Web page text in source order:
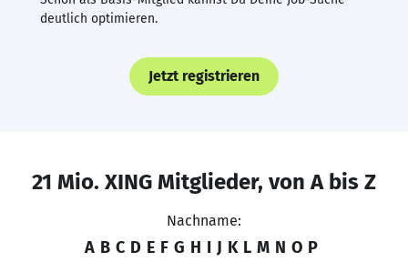
deutlich optimieren.
Jetzt registrieren
21 Mio. XING Mitglieder, von A bis Z
Nachname:
A B C D E F G H I J K L M N O P